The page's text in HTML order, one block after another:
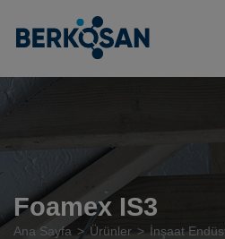
Foamex IS3
Ana Sayfa Ürünler İnşaat